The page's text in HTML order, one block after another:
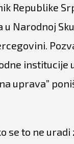
Republike
u Narodnoj
institucije
uprava”
se to ne